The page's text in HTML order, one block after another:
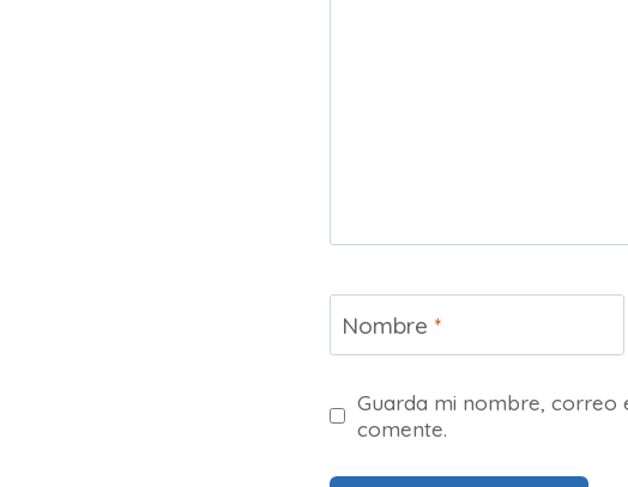
Nombre *
Guarda mi nombre, correo
comente.